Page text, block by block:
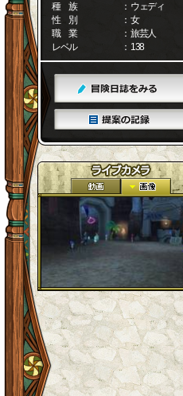
種 族
： ウェディ
性 別
： 女
職 業
： 旅芸人
レベル
： 138